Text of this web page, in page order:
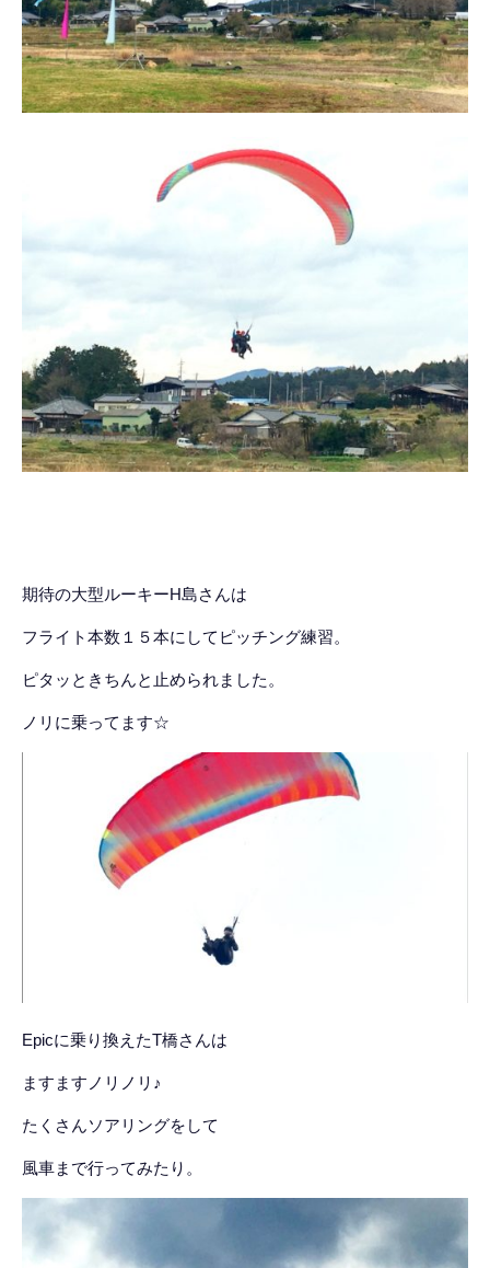
期待の大型ルーキーH島さんは
フライト本数１５本にしてピッチング練習。
ピタッときちんと止められました。
ノリに乗ってます☆
Epicに乗り換えたT橋さんは
ますますノリノリ♪
たくさんソアリングをして
風車まで行ってみたり。